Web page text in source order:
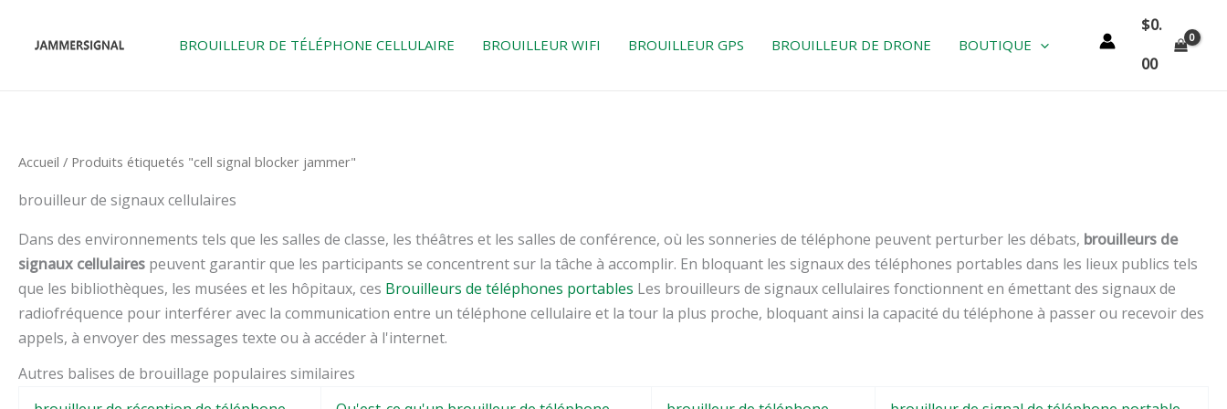
BROUILLEUR DE TÉLÉPHONE CELLULAIRE BROUILLEUR WIFI BROUILLEUR GPS BROUILLEUR DE DRONE BOUTIQUE
$0.
00
Accueil / Produits étiquetés "cell signal blocker jammer"
brouilleur de signaux cellulaires
Dans des environnements tels que les salles de classe, les théâtres et les salles de conférence, où les sonneries de téléphone peuvent perturber les débats, brouilleurs de
signaux cellulaires peuvent garantir que les participants se concentrent sur la tâche à accomplir. En bloquant les signaux des téléphones portables dans les lieux publics tels
que les bibliothèques, les musées et les hôpitaux, ces Brouilleurs de téléphones portables Les brouilleurs de signaux cellulaires fonctionnent en émettant des signaux de
radiofréquence pour interférer avec la communication entre un téléphone cellulaire et la tour la plus proche, bloquant ainsi la capacité du téléphone à passer ou recevoir des
appels, à envoyer des messages texte ou à accéder à l'internet.
Autres balises de brouillage populaires similaires